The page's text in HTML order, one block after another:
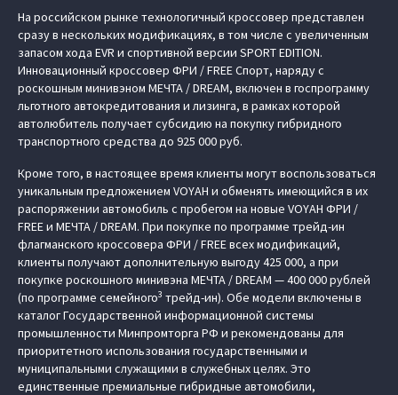
На российском рынке технологичный кроссовер представлен
сразу в нескольких модификациях, в том числе с увеличенным
запасом хода EVR и спортивной версии SPORT EDITION.
Инновационный кроссовер ФРИ / FREE Спорт, наряду с
роскошным минивэном МЕЧТА / DREAM, включен в госпрограмму
льготного автокредитования и лизинга, в рамках которой
автолюбитель получает субсидию на покупку гибридного
транспортного средства до 925 000 руб.
Кроме того, в настоящее время клиенты могут воспользоваться
уникальным предложением VOYAH и обменять имеющийся в их
распоряжении автомобиль с пробегом на новые VOYAH ФРИ /
FREE и МЕЧТА / DREAM. При покупке по программе трейд-ин
флагманского кроссовера ФРИ / FREE всех модификаций,
клиенты получают дополнительную выгоду 425 000, а при
покупке роскошного минивэна МЕЧТА / DREAM — 400 000 рублей
(по программе семейного3 трейд-ин). Обе модели включены в
каталог Государственной информационной системы
промышленности Минпромторга РФ и рекомендованы для
приоритетного использования государственными и
муниципальными служащими в служебных целях. Это
единственные премиальные гибридные автомобили,